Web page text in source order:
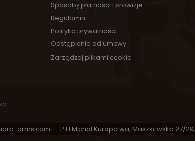
Sposoby płatności i prowizje
Regulamin
Polityka prywatności
Odstąpienie od umowy
Zarządzaj plikami cookie
.
arms.com P.H.Michał Kuropatwa, Maszkowska 27/29,